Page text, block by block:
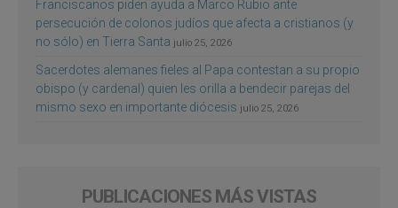
Franciscanos piden ayuda a Marco Rubio ante
persecución de colonos judíos que afecta a cristianos (y
no sólo) en Tierra Santa julio 25, 2026
Sacerdotes alemanes fieles al Papa contestan a su propio
obispo (y cardenal) quien les orilla a bendecir parejas del
mismo sexo en importante diócesis julio 25, 2026
PUBLICACIONES MÁS VISTAS